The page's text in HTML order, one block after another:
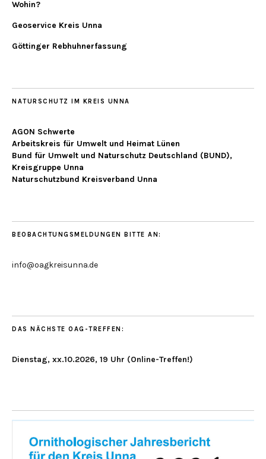
Wohin?
Geoservice Kreis Unna
Göttinger Rebhuhnerfassung
NATURSCHUTZ IM KREIS UNNA
AGON Schwerte
Arbeitskreis für Umwelt und Heimat Lünen
Bund für Umwelt und Naturschutz Deutschland (BUND),
Kreisgruppe Unna
Naturschutzbund Kreisverband Unna
BEOBACHTUNGSMELDUNGEN BITTE AN:
info@oagkreisunna.de
DAS NÄCHSTE OAG-TREFFEN:
Dienstag, xx.10.2026, 19 Uhr (Online-Treffen!)